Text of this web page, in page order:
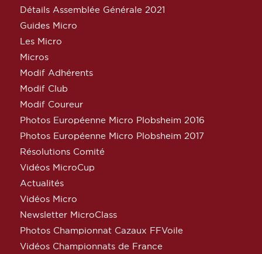
Détails Assemblée Générale 2021
Guides Micro
Les Micro
Micros
Modif Adhérents
Modif Club
Modif Coureur
Photos Européenne Micro Plobsheim 2016
Photos Européenne Micro Plobsheim 2017
Résolutions Comité
Vidéos MicroCup
Actualités
Vidéos Micro
Newsletter MicroClass
Photos Championnat Cazaux FFVoile
Vidéos Championnats de France